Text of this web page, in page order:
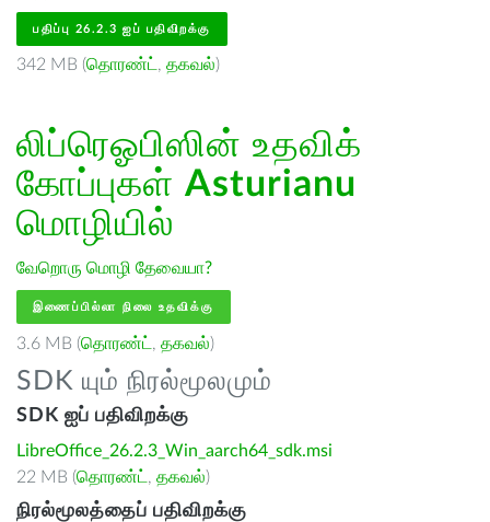
பதிப்பு 26.2.3 ஐப் பதிவிறக்கு
342 MB (தொரண்ட் , தகவல்)
லிப்ரெஓபிஸின் உதவிக்
கோப்புகள் Asturianu
மொழியில்
வேறொரு மொழி தேவையா?
இணைப்பில்லா நிலை உதவிக்கு
3.6 MB (தொரண்ட் , தகவல்)
SDK யும் நிரல்மூலமும்
SDK ஐப் பதிவிறக்கு
LibreOffice_26.2.3_Win_aarch64_sdk.msi
22 MB (தொரண்ட் , தகவல்)
நிரல்மூலத்தைப் பதிவிறக்கு